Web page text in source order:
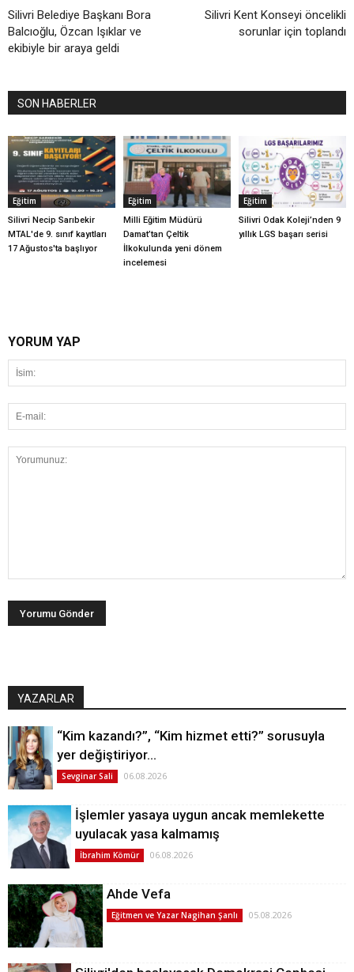
Silivri Belediye Başkanı Bora
Balcıoğlu, Özcan Işıklar ve
ekibiyle bir araya geldi
Silivri Kent Konseyi öncelikli
sorunlar için toplandı
SON HABERLER
Eğitim
Silivri Necip Sarıbekir
MTAL'de 9. sınıf kayıtları
17 Ağustos'ta başlıyor
Eğitim
Milli Eğitim Müdürü
Damat’tan Çeltik
İlkokulunda yeni dönem
incelemesi
Eğitim
Silivri Odak Koleji’nden 9
yıllık LGS başarı serisi
YORUM YAP
YAZARLAR
“Kim kazandı?”, “Kim hizmet etti?” sorusuyla
yer değiştiriyor…
Sevginar Sali 06.08.2026
İşlemler yasaya uygun ancak memlekette
uyulacak yasa kalmamış
İbrahim Kömür 06.08.2026
Ahde Vefa
Eğitmen ve Yazar Nagihan Şanlı 05.08.2026